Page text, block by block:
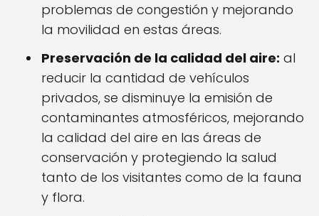
problemas de congestión y mejorando
la movilidad en estas áreas.
Preservación de la calidad del aire: al
reducir la cantidad de vehículos
privados, se disminuye la emisión de
contaminantes atmosféricos, mejorando
la calidad del aire en las áreas de
conservación y protegiendo la salud
tanto de los visitantes como de la fauna
y flora.